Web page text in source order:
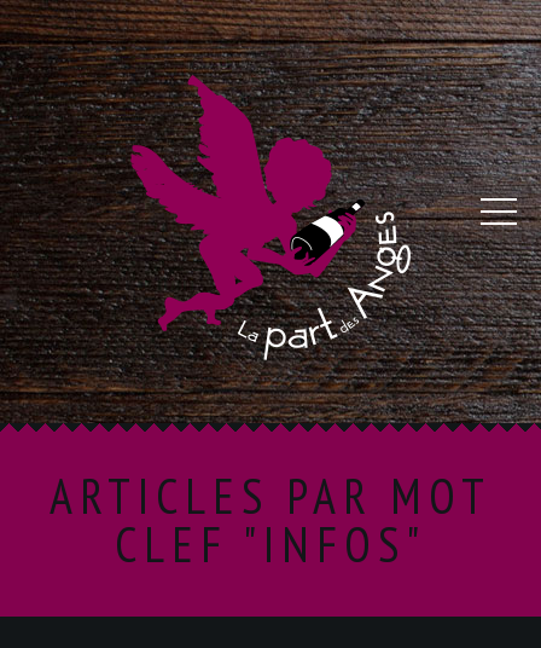
ARTICLES PAR MOT
CLEF "INFOS"